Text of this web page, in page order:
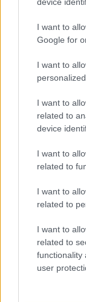
I want to
Google for
I want to
I want to
related to
device
I want to
related to
I want to
related to
I want to
related to
functionality
user
Ormai sono
Bergoglio
Rispondi